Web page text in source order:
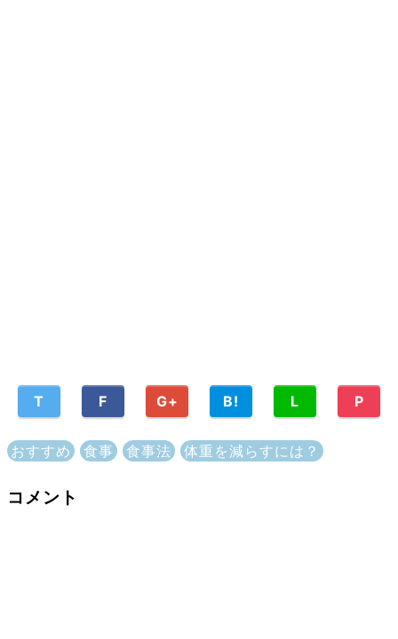
T F G+ B! L P
おすすめ 食事 食事法 体重を減らすには？
コメント